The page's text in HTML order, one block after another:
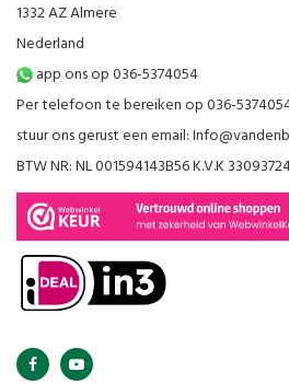
1332 AZ Almere
Nederland
app ons op 036-5374054
Per telefoon te bereiken op 036-
stuur ons gerust een email:
BTW NR: NL 001594143B56 K.V.K